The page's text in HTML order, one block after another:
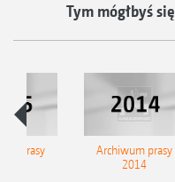
Tym mógłbyś
prasy
Archiwum prasy
2014